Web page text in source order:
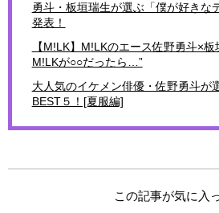
勇斗・板垣瑞生が選ぶ「僕が好きな
発表！
【M!LK】M!LKのエース佐野勇斗×板
M!LKが○○だったら…”
大人気のイケメン俳優・佐野勇斗が
BEST５！[夏服編]
この記事が気に入